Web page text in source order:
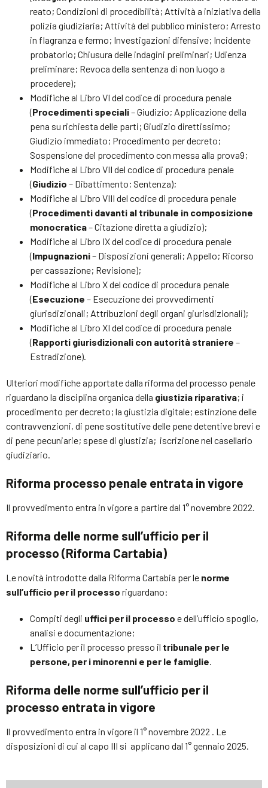
reato; Condizioni di procedibilità; Attività a iniziativa della
polizia giudiziaria; Attività del pubblico ministero; Arresto
in flagranza e fermo; Investigazioni difensive; Incidente
probatorio; Chiusura delle indagini preliminari; Udienza
preliminare; Revoca della sentenza di non luogo a
procedere);
Modifiche al Libro VI del codice di procedura penale
(Procedimenti speciali– Giudizio; Applicazione della
pena su richiesta delle parti; Giudizio direttissimo;
Giudizio immediato; Procedimento per decreto;
Sospensione del procedimento con messa alla prova9;
Modifiche al Libro VII del codice di procedura penale
(Giudizio – Dibattimento; Sentenza);
Modifiche al Libro VIII del codice di procedura penale
(Procedimenti davanti al tribunale in composizione
monocratica– Citazione diretta a giudizio);
Modifiche al Libro IX del codice di procedura penale
(Impugnazioni– Disposizioni generali; Appello; Ricorso
per cassazione; Revisione);
Modifiche al Libro X del codice di procedura penale
(Esecuzione – Esecuzione dei provvedimenti
giurisdizionali; Attribuzioni degli organi giurisdizionali);
Modifiche al Libro XI del codice di procedura penale
(Rapporti giurisdizionali con autorità straniere –
Estradizione).
Ulteriori modifiche apportate dalla riforma del processo penale
riguardano la disciplina organica della giustizia riparativa; i
procedimento per decreto; la giustizia digitale; estinzione delle
contravvenzioni, di pene sostitutive delle pene detentive brevi e
di pene pecuniarie; spese di giustizia; iscrizione nel casellario
giudiziario.
Riforma processo penale entrata in vigore
Il provvedimento entra in vigore a partire dal 1° novembre 2022.
Riforma delle norme sull’ufficio per il
processo (Riforma Cartabia)
Le novità introdotte dalla Riforma Cartabia per le norme
sull’ufficio per il processo riguardano:
Compiti degli uffici per il processo e dell’ufficio spoglio,
analisi e documentazione;
L’Ufficio per il processo presso il tribunale per le
persone, per i minorenni e per le famiglie.
Riforma delle norme sull’ufficio per il
processo entrata in vigore
Il provvedimento entra in vigore il 1° novembre 2022 . Le
disposizioni di cui al capo III si applicano dal 1° gennaio 2025.